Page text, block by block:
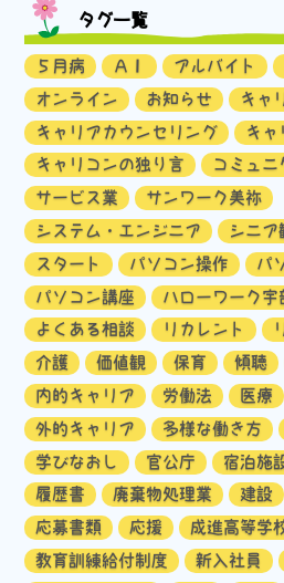
タグ一覧
５月病 ＡＩ アルバイト
オンライン
お知らせ
キャ
キャリアカウンセリング
キャ
キャリコンの独り言
コミュニ
サービス業
サンワーク美祢
システム・エンジニア
シニア
スタート
パソコン操作
パ
パソコン講座
ハローワーク宇
よくある相談
リカレント
介護
価値観 保育 傾聴
内的キャリア
労働法 医療
外的キャリア
多様な働き方
学びなおし
官公庁 宿泊施
履歴書
廃棄物処理業 建設
応募書類
応援 成進高等学
教育訓練給付制度
新入社員